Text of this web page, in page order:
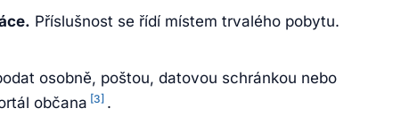
Příslušnost se řídí místem trvalého pobytu.
osobně, poštou, datovou schránkou nebo
občana [3] .